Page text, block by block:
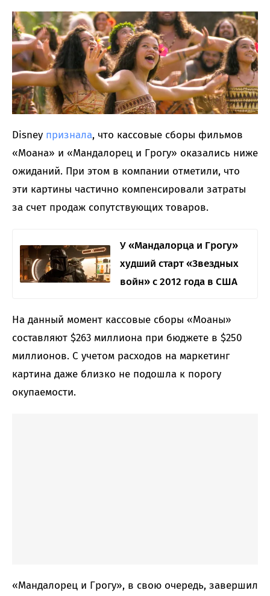
Disney признала, что кассовые сборы фильмов
«Моана» и «Мандалорец и Грогу» оказались ниже
ожиданий. При этом в компании отметили, что
эти картины частично компенсировали затраты
за счет продаж сопутствующих товаров.
У «Мандалорца и Грогу»
худший старт «Звездных
войн» с 2012 года в США
На данный момент кассовые сборы «Моаны»
составляют $263 миллиона при бюджете в $250
миллионов. С учетом расходов на маркетинг
картина даже близко не подошла к порогу
окупаемости.
«Мандалорец и Грогу», в свою очередь, завершил